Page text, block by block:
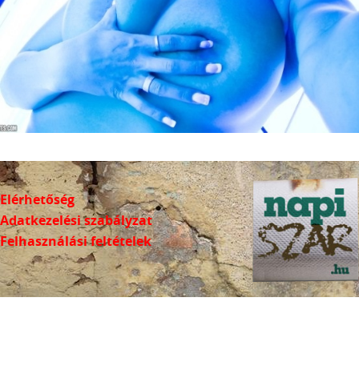
Elérhetőség
Adatkezelési szabályzat
Felhasználási feltételek